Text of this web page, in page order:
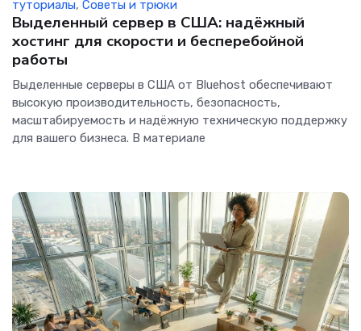
туториалы, Советы и трюки
Выделенный сервер в США: надёжный
хостинг для скорости и бесперебойной
работы
Выделенные серверы в США от Bluehost обеспечивают
высокую производительность, безопасность,
масштабируемость и надёжную техническую поддержку
для вашего бизнеса. В материале